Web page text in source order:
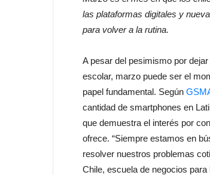
las plataformas digitales y
para volver a la rutina.
A pesar del pesimismo por
escolar, marzo puede ser el
papel fundamental. Según
cantidad de smartphones en
que demuestra el interés por
ofrece. “Siempre estamos en
resolver nuestros problemas
Chile, escuela de negocios